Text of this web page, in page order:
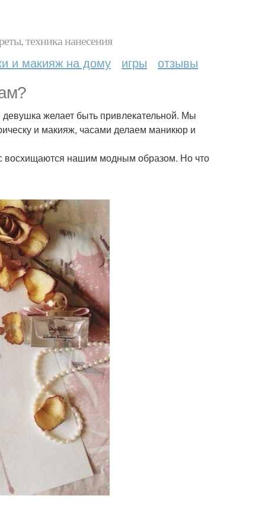
техника нанесения
и макияж на дому игры отзывы
желает быть привлекательной. Мы
и макияж, часами делаем маникюр и
восхищаются нашим модным образом. Но что